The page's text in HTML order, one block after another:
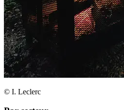
© I. Leclerc